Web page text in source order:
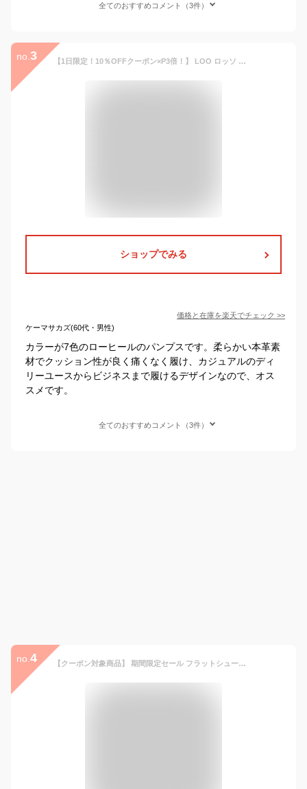
全てのおすすめコメント（3件）
no. 3 【1日限定！10％OFFクーポン×P3倍！】 LOO ロッソ パンプス レザーパンプス 痛くない 本革 天然皮革 コンフォート 走れる レディース 靴 通勤 お仕事 母の日 プレゼント ギフト 25-401
ショップでみる
価格と在庫を楽天でチェック >>
ケーマサカズ(60代・男性)
カラーが7色のローヒールのパンプスです。柔らかい本革素
材でクッション性が良く痛くなく履け、カジュアルのディ
リーユースからビジネスまで履けるデザインなので、オス
スメです。
全てのおすすめコメント（3件）
no. 4 【クーポン対象商品】 期間限定セール フラットシューズ スクエアトゥ パンプス スリッポン 本革 レザー Lカット Recipe レシピ 日本製 レディース 女性 ファッション コンフォートシューズ RP-204(予約)は5月下旬～の入荷です